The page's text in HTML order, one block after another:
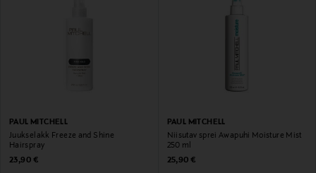
PAUL MITCHELL
Juukselakk Freeze and Shine
Hairspray
Original Price
23,90 €
PAUL MITCHELL
Niisutav sprei Awapuhi Moisture Mist
250 ml
Original Price
25,90 €